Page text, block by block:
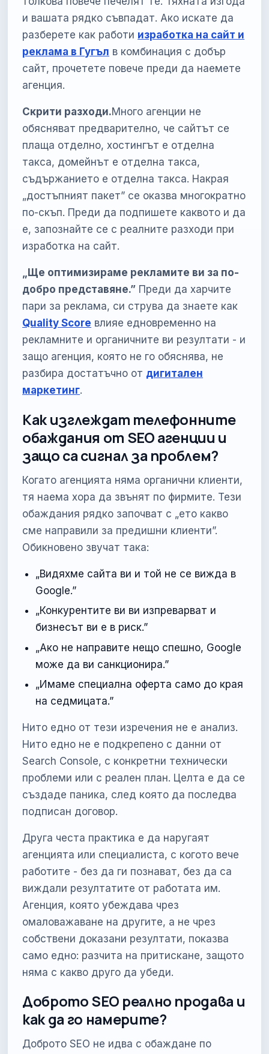
и вашата рядко съвпадат. Ако искате да
разберете как работи изработка на сайт и
реклама в Гугъл в комбинация с добър
сайт, прочетете повече преди да наемете
агенция.
Скрити разходи.Много агенции не
обясняват предварително, че сайтът се
плаща отделно, хостингът е отделна
такса, домейнът е отделна такса,
съдържанието е отделна такса. Накрая
„достъпният пакет” се оказва многократно
по-скъп. Преди да подпишете каквото и да
е, запознайте се с реалните разходи при
изработка на сайт.
„Ще оптимизираме рекламите ви за по-
добро представяне.” Преди да харчите
пари за реклама, си струва да знаете как
Quality Score влияе едновременно на
рекламните и органичните ви резултати - и
защо агенция, която не го обяснява, не
разбира достатъчно от дигитален
маркетинг.
Как изглеждат телефонните
обаждания от SEO агенции и
защо са сигнал за проблем?
Когато агенцията няма органични клиенти,
тя наема хора да звънят по фирмите. Тези
обаждания рядко започват с „ето какво
сме направили за предишни клиенти”.
Обикновено звучат така:
„Видяхме сайта ви и той не се вижда в
Google.”
„Конкурентите ви ви изпреварват и
бизнесът ви е в риск.”
„Ако не направите нещо спешно, Google
може да ви санкционира.”
„Имаме специална оферта само до края
на седмицата.”
Нито едно от тези изречения не е анализ.
Нито едно не е подкрепено с данни от
Search Console, с конкретни технически
проблеми или с реален план. Целта е да се
създаде паника, след която да последва
подписан договор.
Друга честа практика е да наругаят
агенцията или специалиста, с когото вече
работите - без да ги познават, без да са
виждали резултатите от работата им.
Агенция, която убеждава чрез
омаловажаване на другите, а не чрез
собствени доказани резултати, показва
само едно: разчита на притискане, защото
няма с какво друго да убеди.
Доброто SEO реално продава и
как да го намерите?
Доброто SEO не идва с обаждане по